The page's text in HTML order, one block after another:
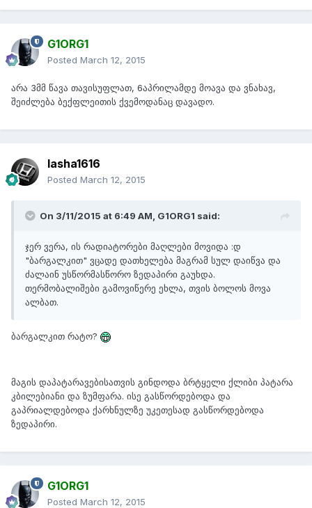
G1ORG1
Posted March 12, 2015
არა 3მმ წავა თავისუფლათ, 6აპრილამდე მოავა და ვნახავ,
შეიძლება ბექფლეითის ქვემოდანაც დავადო.
lasha1616
Posted March 12, 2015
On 3/11/2015 at 6:49 AM, G1ORG1 said:
ჯერ ვერა, ის რადიატორები მაღლები მოვიდა :დ
"ბარგალკით" ვცადე დათხელება მაგრამ სულ დაიწვა და
ძალაინ უსწორმასწორო ზედაპირი გაუხდა.
თერმობალიშები გამოვიწერე ეხლა, თვის ბოლოს მოვა
ალბათ.
ბარგალკით რატო?
მაგის დაპატარავებისათვის გინდოდა ბრტყელი ქლიბი პატარა
კბილებიანი და ზუმფარა. ისე გასწორდებოდა და
გაპრიალდებოდა ქარხნულზე უკეთესად გასწორდებოდა
ზედაპირი.
G1ORG1
Posted March 12, 2015